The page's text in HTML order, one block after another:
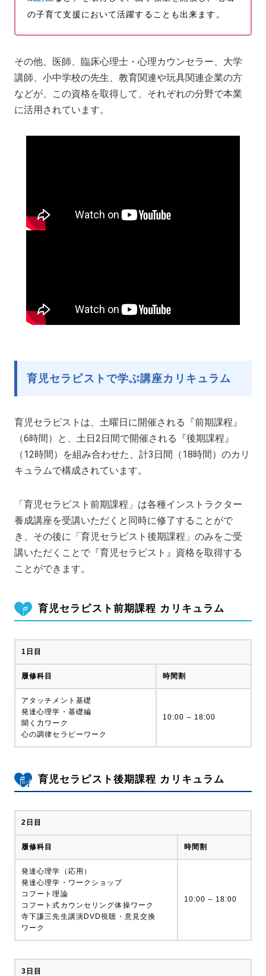
の子育て支援において活躍することも出来ます。
その他、医師、臨床心理士・心理カウンセラー、大学
講師、小中学校の先生、教育関連や玩具関連企業の方
などが、この資格を取得して、それぞれの分野で本業
に活用されています。
育児セラピストで学ぶ講座カリキュラム
育児セラピストは、土曜日に開催される『前期課程』
（6時間）と、土日2日間で開催される『後期課程』
（12時間）を組み合わせた、計3日間（18時間）のカリ
キュラムで構成されています。
「育児セラピスト前期課程」は各種インストラクター
養成講座を受講いただくと同時に修了することがで
き、その後に「育児セラピスト後期課程」のみをご受
講いただくことで『育児セラピスト』資格を取得する
ことができます。
育児セラピスト前期課程 カリキュラム
1日目
履修科目 時間割
アタッチメント基礎
発達心理学・基礎編
聞く力ワーク
心の調律セラピーワーク
10:00 – 18:00
育児セラピスト後期課程 カリキュラム
2日目
履修科目 時間割
発達心理学（応用）
発達心理学・ワークショップ
コフート理論
コフート式カウンセリング体操ワーク
寺下謙三先生講演DVD視聴・意見交換
ワーク
10:00 – 18:00
3日目